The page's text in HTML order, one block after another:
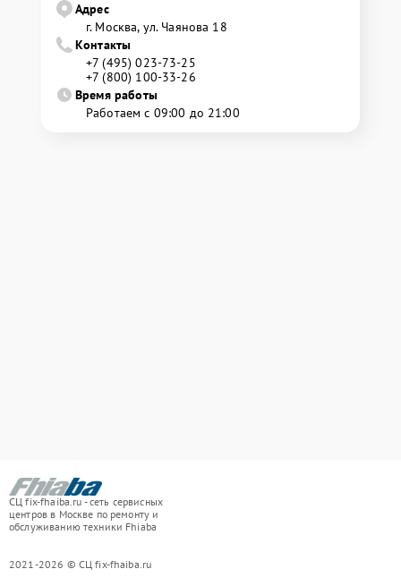
Адрес
г. Москва, ул. Чаянова 18
Контакты
+7 (495) 023-73-25
+7 (800) 100-33-26
Время работы
Работаем с 09:00 до 21:00
СЦ fix-fhaiba.ru - сеть сервисных
центров в Москве по ремонту и
обслуживанию техники Fhiaba
2021-2026 © СЦ fix-fhaiba.ru